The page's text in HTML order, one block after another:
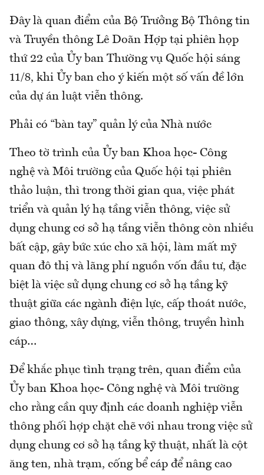
Đây là quan điểm của Bộ Trưởng Bộ Thông tin
và Truyền thông Lê Doãn Hợp tại phiên họp
thứ 22 của Ủy ban Thường vụ Quốc hội sáng
11/8, khi Ủy ban cho ý kiến một số vấn đề lớn
của dự án luật viễn thông.
Phải có “bàn tay” quản lý của Nhà nước
Theo tờ trình của Ủy ban Khoa học- Công
nghệ và Môi trường của Quốc hội tại phiên
thảo luận, thì trong thời gian qua, việc phát
triển và quản lý hạ tầng viễn thông, việc sử
dụng chung cơ sở hạ tầng viễn thông còn nhiều
bất cập, gây bức xúc cho xã hội, làm mất mỹ
quan đô thị và lãng phí nguồn vốn đầu tư, đặc
biệt là việc sử dụng chung cơ sở hạ tầng kỹ
thuật giữa các ngành điện lực, cấp thoát nước,
giao thông, xây dựng, viễn thông, truyền hình
cáp…
Để khắc phục tình trạng trên, quan điểm của
Ủy ban Khoa học- Công nghệ và Môi trường
cho rằng cần quy định các doanh nghiệp viễn
thông phối hợp chặt chẽ với nhau trong việc sử
dụng chung cơ sở hạ tầng kỹ thuật, nhất là cột
ăng ten, nhà trạm, cống bể cáp để nâng cao